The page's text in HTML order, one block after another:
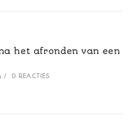
het afronden van een
/ 0 REACTIES